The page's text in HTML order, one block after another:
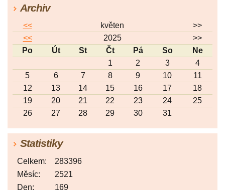
Archiv
<< květen
>>
<<
2025
>>
Po
Út St Čt Pá So
Ne
1
2 3
4
5
6 7 8 9 10
11
12
13 14 15 16 17
18
19
20 21 22 23 24
25
26
27 28 29 30 31
Statistiky
Celkem:
283396
Měsíc:
2521
Den:
169